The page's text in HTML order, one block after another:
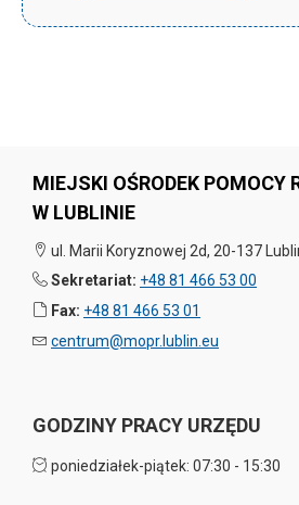
MIEJSKI OŚRODEK POMOCY
W LUBLINIE
ul. Marii Koryznowej 2d, 20-137
Sekretariat: +48 81 466 53 00
Fax: +48 81 466 53 01
centrum@mopr.lublin.eu
GODZINY PRACY URZĘDU
poniedziałek-piątek: 07:30 - 15:30